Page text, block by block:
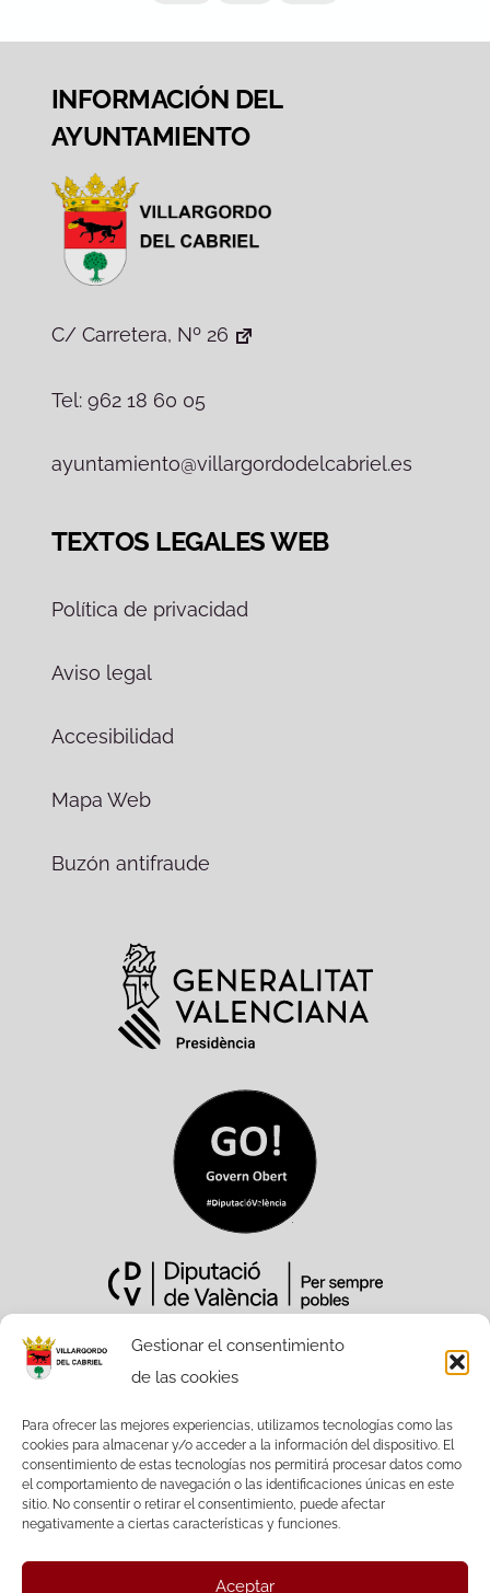
Gestionar el consentimiento
de las cookies
Para ofrecer las mejores experiencias, utilizamos tecnologías como las
cookies para almacenar y/o acceder a la información del dispositivo. El
consentimiento de estas tecnologías nos permitirá procesar datos como
el comportamiento de navegación o las identificaciones únicas en este
sitio. No consentir o retirar el consentimiento, puede afectar
negativamente a ciertas características y funciones.
Aceptar
INFORMACIÓN DEL
AYUNTAMIENTO
C/ Carretera, Nº 26
Tel: 962 18 60 05
ayuntamiento@villargordodelcabriel.es
TEXTOS LEGALES WEB
Política de privacidad
Aviso legal
Accesibilidad
Mapa Web
Buzón antifraude
Conselleria de Participación,
Transparencia, Cooperación y Calidad
Democrática, como por la Diputación
Provincial de València.